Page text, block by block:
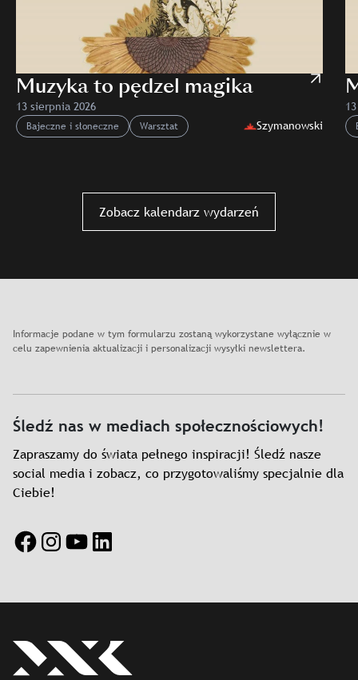
Muzyka to pędzel magika
13 sierpnia 2026
Bajeczne i słoneczne
Warsztat Szymanowski
Zobacz kalendarz wydarzeń
Informacje podane w tym formularzu zostaną wykorzystane wyłącznie w
celu zapewnienia aktualizacji i personalizacji wysyłki newslettera.
Śledź nas w mediach społecznościowych!
Zapraszamy do świata pełnego inspiracji! Śledź nasze
social media i zobacz, co przygotowaliśmy specjalnie dla
Ciebie!
Facebook
Instagram
YouTube
LinkedIn